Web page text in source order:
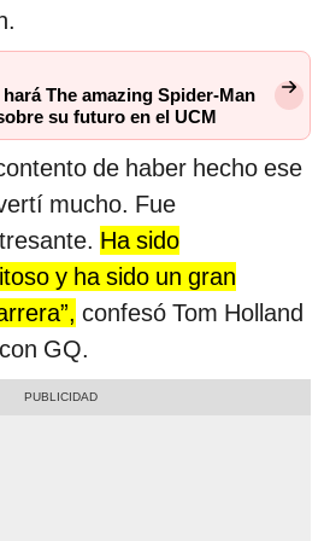
The amazing Spider-Man
su futuro en el UCM
de haber hecho ese
mucho. Fue
Ha sido
y ha sido un gran
confesó Tom Holland
GQ.